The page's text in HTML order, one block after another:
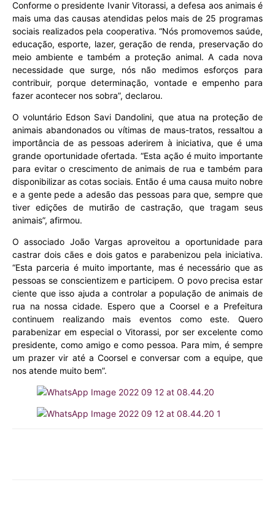
Conforme o presidente Ivanir Vitorassi, a defesa aos animais é
mais uma das causas atendidas pelos mais de 25 programas
sociais realizados pela cooperativa. “Nós promovemos saúde,
educação, esporte, lazer, geração de renda, preservação do
meio ambiente e também a proteção animal. A cada nova
necessidade que surge, nós não medimos esforços para
contribuir, porque determinação, vontade e empenho para
fazer acontecer nos sobra”, declarou.
O voluntário Edson Savi Dandolini, que atua na proteção de
animais abandonados ou vítimas de maus-tratos, ressaltou a
importância de as pessoas aderirem à iniciativa, que é uma
grande oportunidade ofertada. “Esta ação é muito importante
para evitar o crescimento de animais de rua e também para
disponibilizar as cotas sociais. Então é uma causa muito nobre
e a gente pede a adesão das pessoas para que, sempre que
tiver edições de mutirão de castração, que tragam seus
animais”, afirmou.
O associado João Vargas aproveitou a oportunidade para
castrar dois cães e dois gatos e parabenizou pela iniciativa.
“Esta parceria é muito importante, mas é necessário que as
pessoas se conscientizem e participem. O povo precisa estar
ciente que isso ajuda a controlar a população de animais de
rua na nossa cidade. Espero que a Coorsel e a Prefeitura
continuem realizando mais eventos como este. Quero
parabenizar em especial o Vitorassi, por ser excelente como
presidente, como amigo e como pessoa. Para mim, é sempre
um prazer vir até a Coorsel e conversar com a equipe, que
nos atende muito bem”.